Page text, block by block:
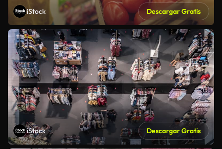
iStock Descargar Gratis
iStock Descargar Gratis